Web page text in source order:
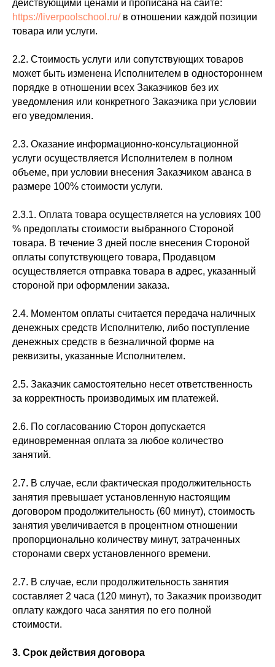
действующими ценами и прописана на сайте:
https://liverpoolschool.ru/в отношении каждой позиции
товара или услуги.
2.2. Стоимость услуги или сопутствующих товаров
может быть изменена Исполнителем в одностороннем
порядке в отношении всех Заказчиков без их
уведомления или конкретного Заказчика при условии
его уведомления.
2.3. Оказание информационно-консультационной
услуги осуществляется Исполнителем в полном
объеме, при условии внесения Заказчиком аванса в
размере 100% стоимости услуги.
2.3.1. Оплата товара осуществляется на условиях 100
% предоплаты стоимости выбранного Стороной
товара. В течение 3 дней после внесения Стороной
оплаты сопутствующего товара, Продавцом
осуществляется отправка товара в адрес, указанный
стороной при оформлении заказа.
2.4. Моментом оплаты считается передача наличных
денежных средств Исполнителю, либо поступление
денежных средств в безналичной форме на
реквизиты, указанные Исполнителем.
2.5. Заказчик самостоятельно несет ответственность
за корректность производимых им платежей.
2.6. По согласованию Сторон допускается
единовременная оплата за любое количество
занятий.
2.7. В случае, если фактическая продолжительность
занятия превышает установленную настоящим
договором продолжительность (60 минут), стоимость
занятия увеличивается в процентном отношении
пропорционально количеству минут, затраченных
сторонами сверх установленного времени.
2.7. В случае, если продолжительность занятия
составляет 2 часа (120 минут), то Заказчик производит
оплату каждого часа занятия по его полной
стоимости.
3. Срок действия договора